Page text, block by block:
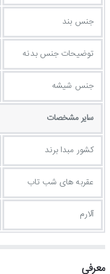
جنس بند
توضيحات جنس بدنه
جنس شیشه
ساير مشخصات
کشور مبدا برند
عقربه های شب تاب
آلارم
معرفی